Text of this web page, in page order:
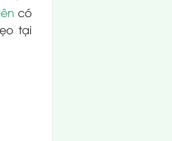
có
tại